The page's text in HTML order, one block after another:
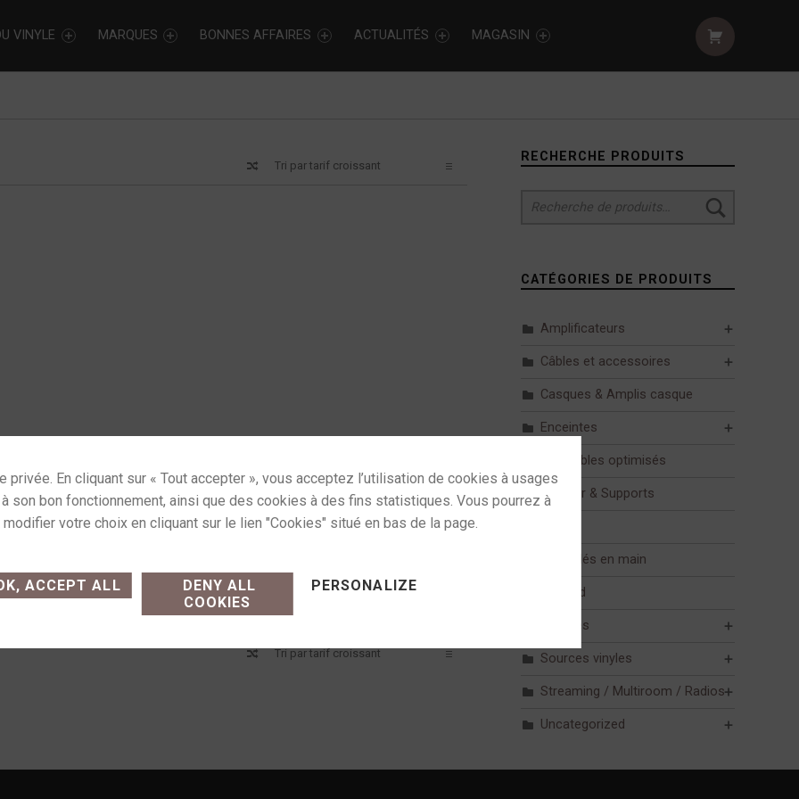
VINYLE MARQUES BONNES AFFAIRES ACTUALITÉS MAGASIN
Sidebar
RECHERCHE PRODUITS
CATÉGORIES DE PRODUITS
Amplificateurs
Câbles et accessoires
Casques & Amplis casque
Enceintes
Ensembles optimisés
Mobilier & Supports
Pack clés en main
Plafond
Sources
Sources vinyles
Streaming / Multiroom / Radios
Uncategorized
ACCEPT ALL
DENY ALL
COOKIES
PERSONALIZE